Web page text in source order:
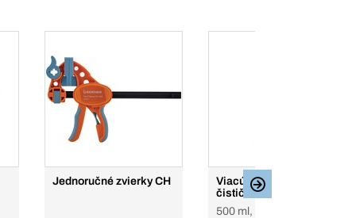
Jednoručné zvierky CH
Viacúčelový penový
čistič X-in-1 Premium
500 ml, sprej